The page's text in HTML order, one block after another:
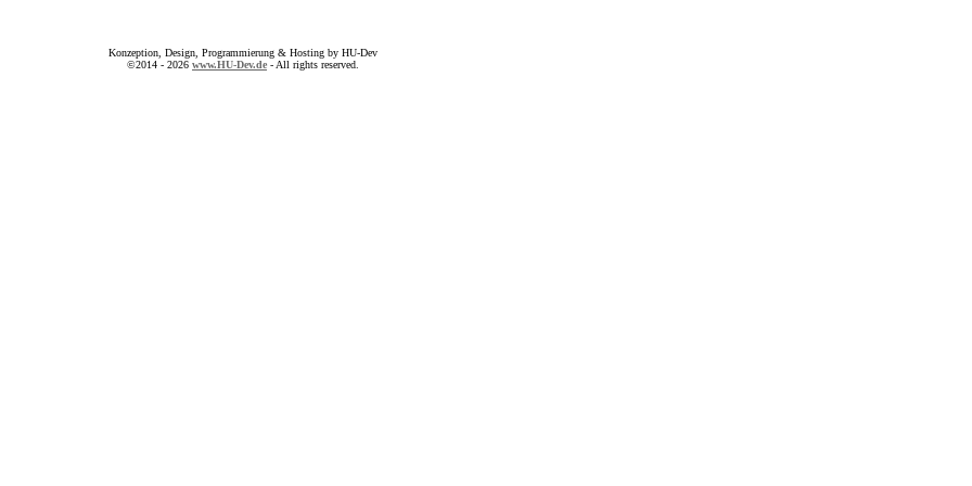
Konzeption, Design, Programmierung & Hosting by HU-Dev
©2014 - 2026 www.HU-Dev.de - All rights reserved.